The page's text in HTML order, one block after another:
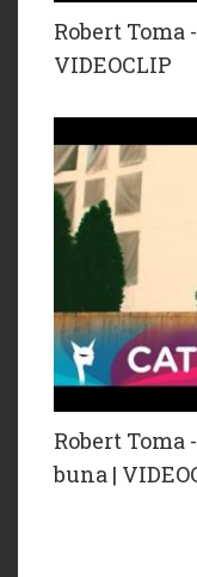
Robert
VIDEOCLIP
Robert
buna |